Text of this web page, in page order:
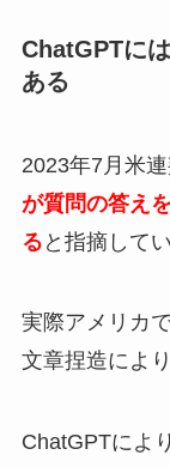
ChatGPTに
ある
2023年7月米
が質問の答え
る と指摘して
実際アメリカ
文章捏造によ
ChatGPTによ